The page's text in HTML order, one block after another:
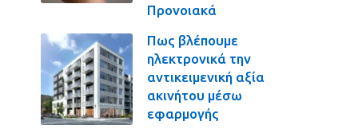
Προνοιακά
Πως βλέπουμε
ηλεκτρονικά την
αντικειμενική αξία
ακινήτου μέσω
εφαρμογής